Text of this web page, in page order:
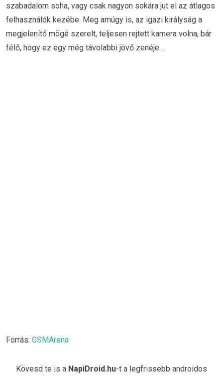
szabadalom soha, vagy csak nagyon sokára jut el az átlagos
felhasználók kezébe. Meg amúgy is, az igazi királyság a
megjelenítő mögé szerelt, teljesen rejtett kamera volna, bár
félő, hogy ez egy még távolabbi jövő zenéje…
Forrás: GSMArena
Kövesd te is a NapiDroid.hu-t a legfrissebb androidos